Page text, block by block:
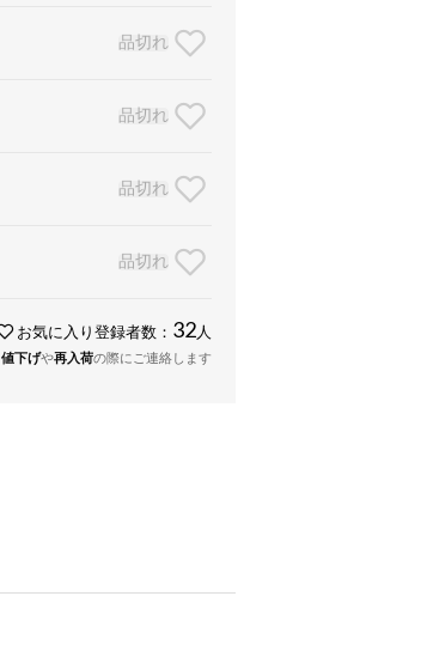
品切れ
品切れ
品切れ
品切れ
お気に入り登録者数： 32 人
値下げや再入荷の際にご連絡します